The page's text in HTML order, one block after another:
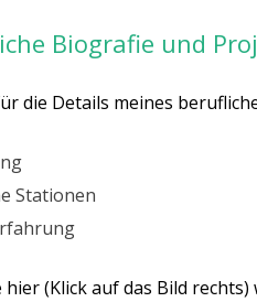
Biografie und
die Details meines
Stationen
hier (Klick auf das Bild